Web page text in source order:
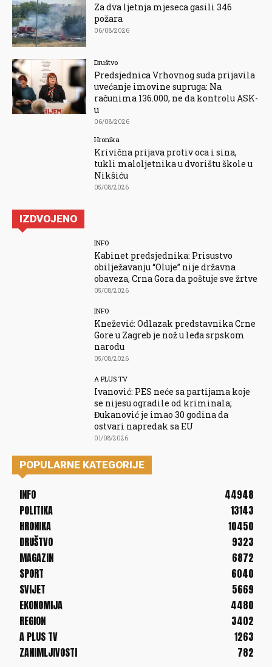
Za dva ljetnja mjeseca gasili 346
požara
06/08/2026
Društvo
Predsjednica Vrhovnog suda prijavila
uvećanje imovine supruga: Na
računima 136.000, ne da kontrolu ASK-
u
06/08/2026
Hronika
Krivična prijava protiv oca i sina,
tukli maloljetnika u dvorištu škole u
Nikšiću
05/08/2026
IZDVOJENO
INFO
Kabinet predsjednika: Prisustvo
obilježavanju “Oluje” nije državna
obaveza, Crna Gora da poštuje sve žrtve
05/08/2026
INFO
Knežević: Odlazak predstavnika Crne
Gore u Zagreb je nož u leđa srpskom
narodu
05/08/2026
A PLUS TV
Ivanović: PES neće sa partijama koje
se nijesu ogradile od kriminala;
Đukanović je imao 30 godina da
ostvari napredak sa EU
01/08/2026
POPULARNE KATEGORIJE
INFO
44948
POLITIKA
13143
HRONIKA
10450
DRUŠTVO
9323
MAGAZIN
6872
SPORT
6040
SVIJET
5669
EKONOMIJA
4480
REGION
3402
A PLUS TV
1263
ZANIMLJIVOSTI
782